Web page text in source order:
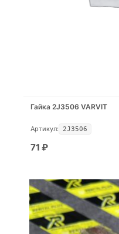
Гайка 2J3506 VARVIT
Артикул: 2J3506
71 ₽